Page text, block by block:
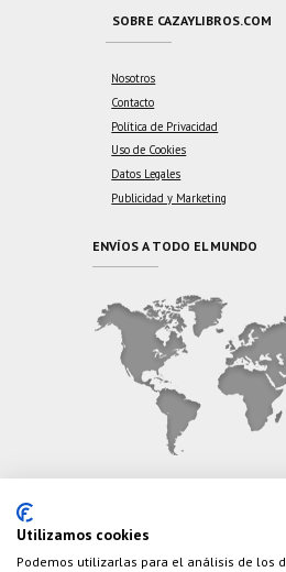
SOBRE CAZAYLIBROS.COM
Nosotros
Contacto
Política de Privacidad
Uso de Cookies
Datos Legales
Publicidad y Marketing
ENVÍOS A TODO EL MUNDO
Utilizamos cookies
Podemos utilizarlas para el análisis de los